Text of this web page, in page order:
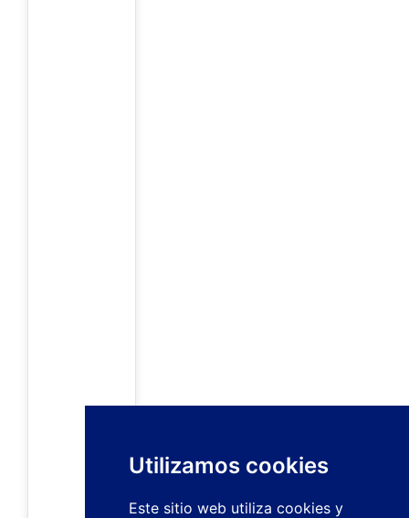
Utilizamos cookies
Este sitio web utiliza cookies y